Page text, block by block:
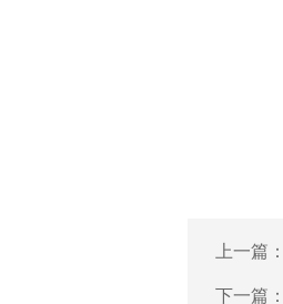
上一篇
下一篇